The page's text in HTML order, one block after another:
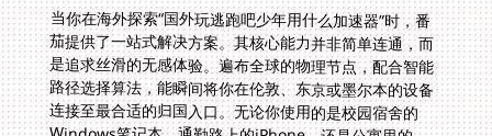
当你在海外探索“国外玩逃跑吧少年用什么加速器”时，番
茄提供了一站式解决方案。其核心能力并非简单连通，而
是追求丝滑的无感体验。遍布全球的物理节点，配合智能
路径选择算法，能瞬间将你在伦敦、东京或墨尔本的设备
连接至最合适的归国入口。无论你使用的是校园宿舍的
Windows笔记本，通勤路上的iPhone，还是公寓里的